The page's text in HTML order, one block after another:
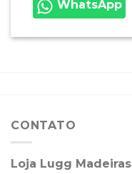
WhatsApp
CONTATO
Loja Lugg Madeiras